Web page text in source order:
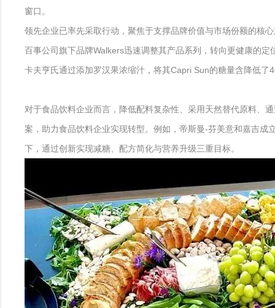
窗口。
领先企业已率先采取行动，聚焦于支撑品牌价值与市场份额的核
百事公司旗下品牌Walkers迅速调整其产品系列，转向更健康的
卡夫亨氏通过添加罗汉果浓缩汁，将其Capri Sun的糖量含降低
对于食品饮料企业而言，降低配料复杂性、采用天然替代原料、
案，助力食品饮料企业实现转型。例如，帝斯曼-芬美意和嘉吉
下，通过创新实现减糖、配方简化与营养升级三重目标。